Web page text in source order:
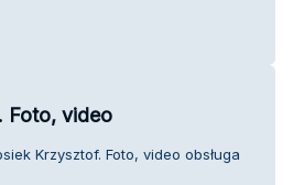
Foto, video
Krzysztof. Foto, video obsługa